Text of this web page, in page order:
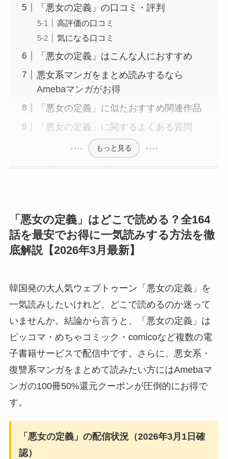
「悪女の定義」の口コミ・評判
高評価の口コミ
気になる口コミ
「悪女の定義」はこんな人におすすめ
悪女系マンガをまとめ読みするなら
Amebaマンガがお得
「悪女の定義」に似たおすすめ関連作品
「悪女の定義」に関するよくある質問
もっと見る
「悪女の定義」はどこで読める？全164
話を最安でお得に一気読みする方法を徹
底解説【2026年3月最新】
韓国発の大人気ウェブトゥーン「悪女の定義」を
一気読みしたいけれど、どこで読めるのか迷って
いませんか。結論から言うと、「悪女の定義」は
ピッコマ・めちゃコミック・comicoなど複数の電
子書籍サービスで配信中です。さらに、悪女系・
復讐系マンガをまとめて読みたい方にはAmebaマ
ンガの100冊50%還元クーポンが圧倒的にお得で
す。
「悪女の定義」の配信状況（2026年3月1日確
認）